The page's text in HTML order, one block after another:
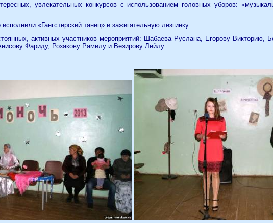
увлекательных конкурсов с использованием головных уборов:
«Гангстерский танец» и зажигательную лезгинку.
активных участников мероприятий: Шабаева Руслана, Егорову Викторию,
Фариду, Розакову Рамилу и Везирову Лейлу.